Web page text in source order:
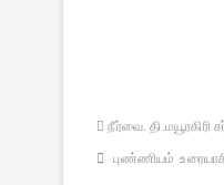
நீர்வை. தி.மயூரகிரி
புண்ணியம்